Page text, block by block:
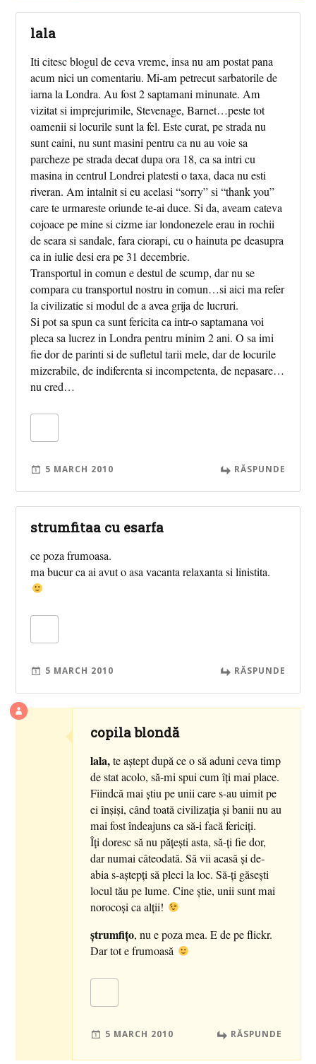
lala
Iti citesc blogul de ceva vreme, insa nu am postat pana
acum nici un comentariu. Mi-am petrecut sarbatorile de
iarna la Londra. Au fost 2 saptamani minunate. Am
vizitat si imprejurimile, Stevenage, Barnet…peste tot
oamenii si locurile sunt la fel. Este curat, pe strada nu
sunt caini, nu sunt masini pentru ca nu au voie sa
parcheze pe strada decat dupa ora 18, ca sa intri cu
masina in centrul Londrei platesti o taxa, daca nu esti
riveran. Am intalnit si eu acelasi “sorry” si “thank you”
care te urmareste oriunde te-ai duce. Si da, aveam cateva
cojoace pe mine si cizme iar londonezele erau in rochii
de seara si sandale, fara ciorapi, cu o hainuta pe deasupra
ca in iulie desi era pe 31 decembrie.
Transportul in comun e destul de scump, dar nu se
compara cu transportul nostru in comun…si aici ma refer
la civilizatie si modul de a avea grija de lucruri.
Si pot sa spun ca sunt fericita ca intr-o saptamana voi
pleca sa lucrez in Londra pentru minim 2 ani. O sa imi
fie dor de parinti si de sufletul tarii mele, dar de locurile
mizerabile, de indiferenta si incompetenta, de nepasare…
nu cred…
5 MARCH 2010 RĂSPUNDE
strumfitaa cu esarfa
ce poza frumoasa.
ma bucur ca ai avut o asa vacanta relaxanta si linistita.
5 MARCH 2010 RĂSPUNDE
copila blondă
lala,te aştept după ce o să aduni ceva timp
de stat acolo, să-mi spui cum îţi mai place.
Fiindcă mai ştiu pe unii care s-au uimit pe
ei înşişi, când toată civilizaţia şi banii nu au
mai fost îndeajuns ca să-i facă fericiţi.
Îţi doresc să nu păţeşti asta, să-ţi fie dor,
dar numai câteodată. Să vii acasă şi de-
abia s-aştepţi să pleci la loc. Să-ţi găseşti
locul tău pe lume. Cine ştie, unii sunt mai
norocoşi ca alţii!
ştrumfiţo, nu e poza mea. E de pe flickr.
Dar tot e frumoasă
5 MARCH 2010 RĂSPUNDE